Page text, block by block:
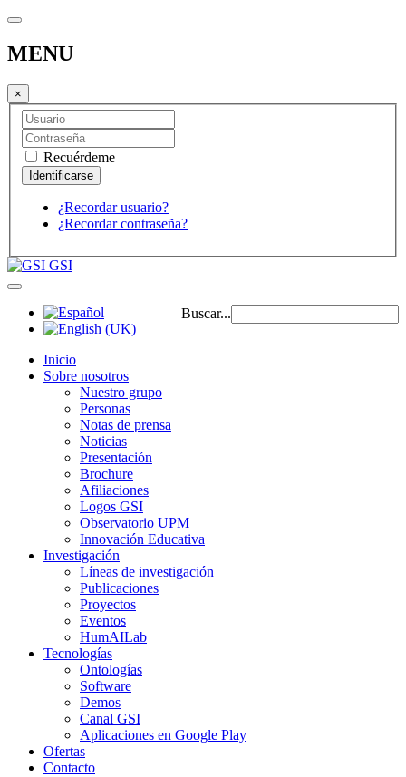
MENU
×
Recuérdeme
¿Recordar usuario?
¿Recordar contraseña?
GSI
Buscar...
Inicio
Sobre nosotros
Nuestro grupo
Personas
Notas de prensa
Noticias
Presentación
Brochure
Afiliaciones
Logos GSI
Observatorio UPM
Innovación Educativa
Investigación
Líneas de investigación
Publicaciones
Proyectos
Eventos
HumAILab
Tecnologías
Ontologías
Software
Demos
Canal GSI
Aplicaciones en Google Play
Ofertas
Contacto